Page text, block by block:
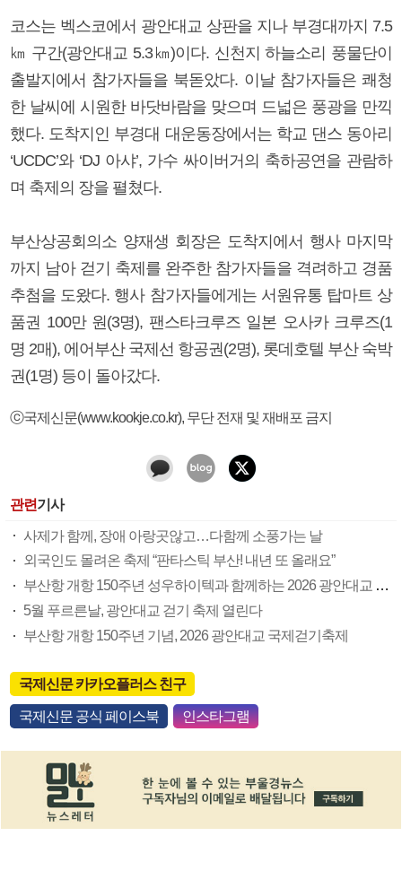
코스는 벡스코에서 광안대교 상판을 지나 부경대까지 7.5
㎞ 구간(광안대교 5.3㎞)이다. 신천지 하늘소리 풍물단이
출발지에서 참가자들을 북돋았다. 이날 참가자들은 쾌청
한 날씨에 시원한 바닷바람을 맞으며 드넓은 풍광을 만끽
했다. 도착지인 부경대 대운동장에서는 학교 댄스 동아리
‘UCDC’와 ‘DJ 아샤’, 가수 싸이버거의 축하공연을 관람하
며 축제의 장을 펼쳤다.
부산상공회의소 양재생 회장은 도착지에서 행사 마지막
까지 남아 걷기 축제를 완주한 참가자들을 격려하고 경품
추첨을 도왔다. 행사 참가자들에게는 서원유통 탑마트 상
품권 100만 원(3명), 팬스타크루즈 일본 오사카 크루즈(1
명 2매), 에어부산 국제선 항공권(2명), 롯데호텔 부산 숙박
권(1명) 등이 돌아갔다.
ⓒ국제신문(www.kookje.co.kr), 무단 전재 및 재배포 금지
관련기사
사제가 함께, 장애 아랑곳않고…다함께 소풍가는 날
외국인도 몰려온 축제 “판타스틱 부산! 내년 또 올래요”
부산항 개항 150주년 성우하이텍과 함께하는 2026 광안대교 국제 걷기축제
5월 푸르른날, 광안대교 걷기 축제 열린다
부산항 개항 150주년 기념, 2026 광안대교 국제걷기축제
국제신문 카카오플러스 친구
국제신문 공식 페이스북 인스타그램